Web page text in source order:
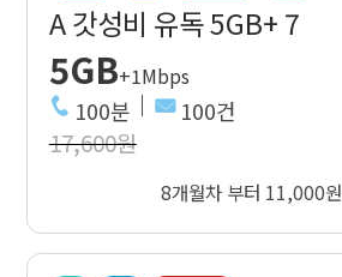
A 갓성비 유독 5GB+ 7
5GB+1Mbps
100분 100건
17,600원
8개월차 부터 11,000원